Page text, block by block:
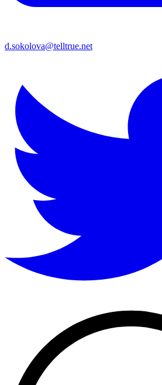
d.sokolova@telltrue.net